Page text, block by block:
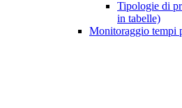
Tipologie di
in tabelle)
Monitoraggio tempi